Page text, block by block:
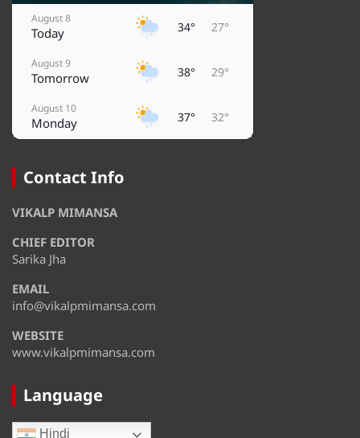
August 8
Today 34° 27°
August 9
Tomorrow 38° 29°
August 10
Monday 37° 32°
Tuesday
Wednesday
August 13
Thursday
August 14
Friday
Contact Info
VIKALP MIMANSA
CHIEF EDITOR
Sarika Jha
EMAIL
info@vikalpmimansa.com
WEBSITE
www.vikalpmimansa.com
Language
Hindi